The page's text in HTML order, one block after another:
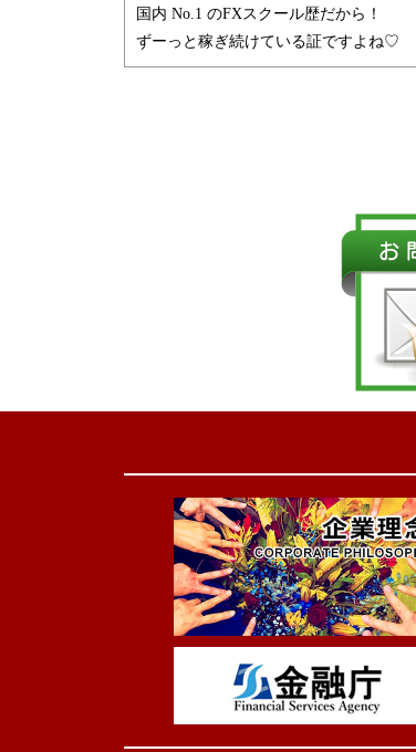
国内 No.1 のFXスクール歴だから！
ずーっと稼ぎ続けている証ですよね♡